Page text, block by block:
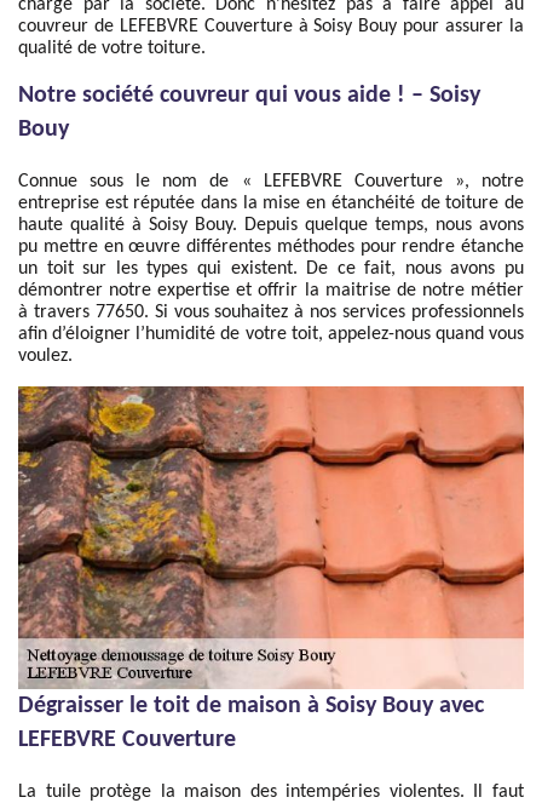
charge par la société. Donc n’hésitez pas à faire appel au
couvreur de LEFEBVRE Couverture à Soisy Bouy pour assurer la
qualité de votre toiture.
Notre société couvreur qui vous aide ! – Soisy
Bouy
Connue sous le nom de « LEFEBVRE Couverture », notre
entreprise est réputée dans la mise en étanchéité de toiture de
haute qualité à Soisy Bouy. Depuis quelque temps, nous avons
pu mettre en œuvre différentes méthodes pour rendre étanche
un toit sur les types qui existent. De ce fait, nous avons pu
démontrer notre expertise et offrir la maitrise de notre métier
à travers 77650. Si vous souhaitez à nos services professionnels
afin d’éloigner l’humidité de votre toit, appelez-nous quand vous
voulez.
Dégraisser le toit de maison à Soisy Bouy avec
LEFEBVRE Couverture
La tuile protège la maison des intempéries violentes. Il faut